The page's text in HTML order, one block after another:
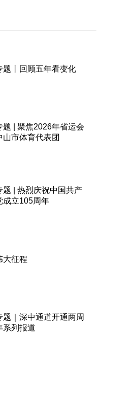
题丨回顾五年看变化
题 | 聚焦2026年省运会
山市体育代表团
题 | 热烈庆祝中国共产
成立105周年
大征程
题｜深中通道开通两周
系列报道